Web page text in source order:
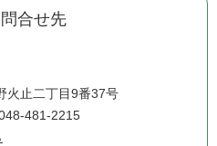
合せ先
火止二丁目9番37号
481-2215